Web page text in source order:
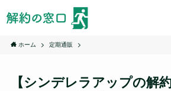
ホーム 定期通販
【シンデレラアップの解